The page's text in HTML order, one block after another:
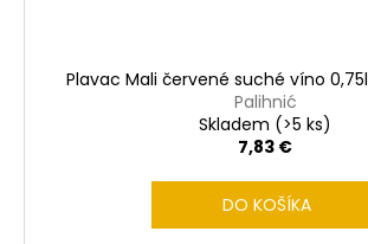
Plavac Mali červené suché víno 0,75l
Palihnić
Skladem (>5 ks)
7,83 €
DO KOŠÍKA